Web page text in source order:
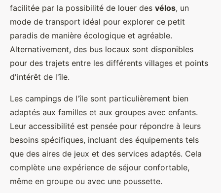
facilitée par la possibilité de louer des vélos, un
mode de transport idéal pour explorer ce petit
paradis de manière écologique et agréable.
Alternativement, des bus locaux sont disponibles
pour des trajets entre les différents villages et points
d'intérêt de l'île.
Les campings de l'île sont particulièrement bien
adaptés aux familles et aux groupes avec enfants.
Leur accessibilité est pensée pour répondre à leurs
besoins spécifiques, incluant des équipements tels
que des aires de jeux et des services adaptés. Cela
complète une expérience de séjour confortable,
même en groupe ou avec une poussette.